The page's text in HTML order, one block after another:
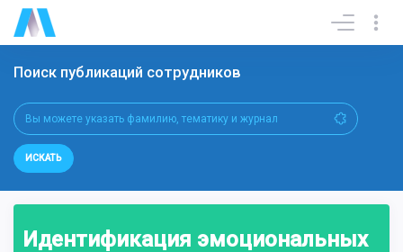
Поиск публикаций сотрудников
ИСКАТЬ
Идентификация эмоциональных